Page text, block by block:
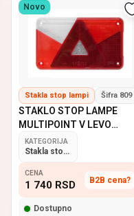
Novo
Stakla stop lampi Šifra 809
STAKLO STOP LAMPE
MULTIPOINT V LEVO
ASPOCK
KATEGORIJA
Stakla stop lampi
CENA
1 740 RSD B2B cena?
Dostupno